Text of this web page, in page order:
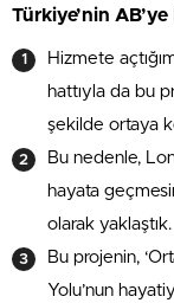
Türkiye’nin
Hizmete
hattıyla da bu
şekilde ortaya
Bu nedenle,
hayata
olarak yaklaştık.
Bu projenin,
Yolu’nun